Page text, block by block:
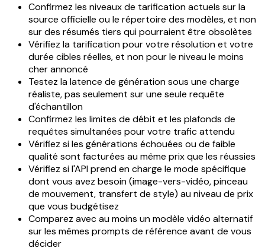
Confirmez les niveaux de tarification actuels sur la
source officielle ou le répertoire des modèles, et non
sur des résumés tiers qui pourraient être obsolètes
Vérifiez la tarification pour votre résolution et votre
durée cibles réelles, et non pour le niveau le moins
cher annoncé
Testez la latence de génération sous une charge
réaliste, pas seulement sur une seule requête
d'échantillon
Confirmez les limites de débit et les plafonds de
requêtes simultanées pour votre trafic attendu
Vérifiez si les générations échouées ou de faible
qualité sont facturées au même prix que les réussies
Vérifiez si l'API prend en charge le mode spécifique
dont vous avez besoin (image-vers-vidéo, pinceau
de mouvement, transfert de style) au niveau de prix
que vous budgétisez
Comparez avec au moins un modèle vidéo alternatif
sur les mêmes prompts de référence avant de vous
décider